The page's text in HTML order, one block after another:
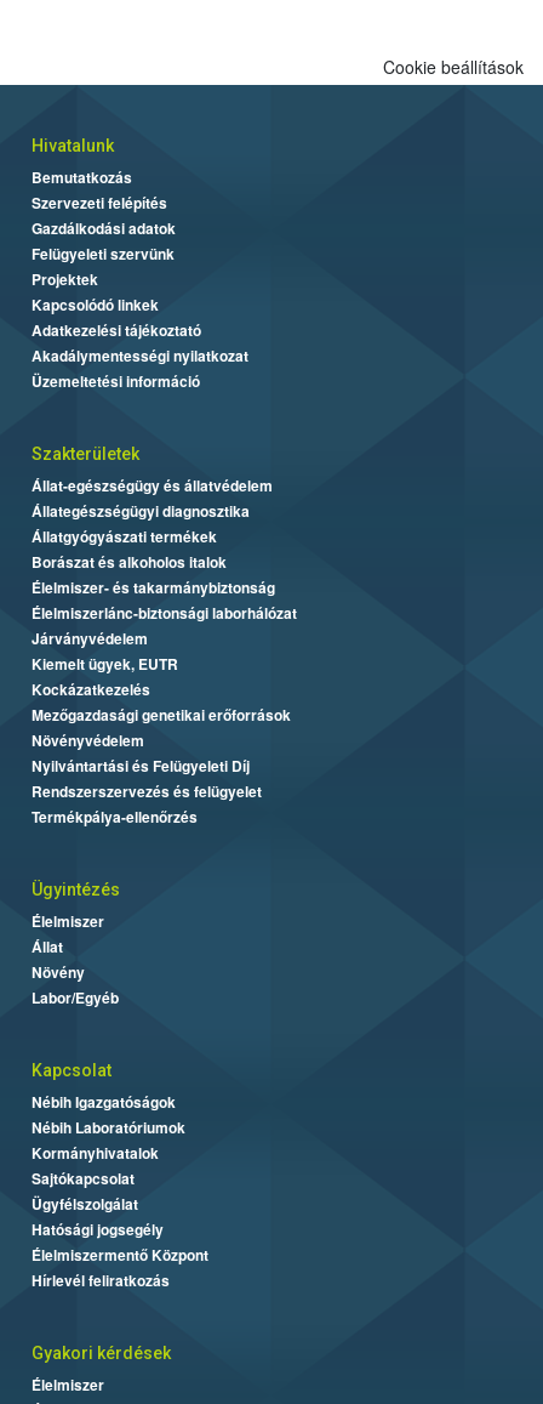
Cookie beállítások
Hivatalunk
Bemutatkozás
Szervezeti felépítés
Gazdálkodási adatok
Felügyeleti szervünk
Projektek
Kapcsolódó linkek
Adatkezelési tájékoztató
Akadálymentességi nyilatkozat
Üzemeltetési információ
Szakterületek
Állat-egészségügy és állatvédelem
Állategészségügyi diagnosztika
Állatgyógyászati termékek
Borászat és alkoholos italok
Élelmiszer- és takarmánybiztonság
Élelmiszerlánc-biztonsági laborhálózat
Járványvédelem
Kiemelt ügyek, EUTR
Kockázatkezelés
Mezőgazdasági genetikai erőforrások
Növényvédelem
Nyilvántartási és Felügyeleti Díj
Rendszerszervezés és felügyelet
Termékpálya-ellenőrzés
Ügyintézés
Élelmiszer
Állat
Növény
Labor/Egyéb
Kapcsolat
Nébih Igazgatóságok
Nébih Laboratóriumok
Kormányhivatalok
Sajtókapcsolat
Ügyfélszolgálat
Hatósági jogsegély
Élelmiszermentő Központ
Hírlevél feliratkozás
Gyakori kérdések
Élelmiszer